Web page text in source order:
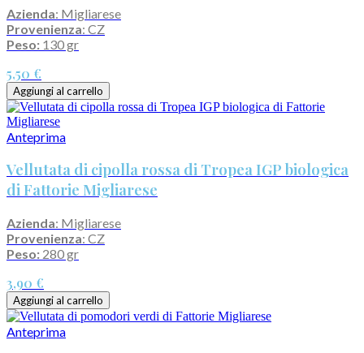
Azienda: Migliarese
Provenienza: CZ
Peso: 130 gr
5,50 €
Aggiungi al carrello
Anteprima
Vellutata di cipolla rossa di Tropea IGP biologica
di Fattorie Migliarese
Azienda: Migliarese
Provenienza: CZ
Peso: 280 gr
3,90 €
Aggiungi al carrello
Anteprima